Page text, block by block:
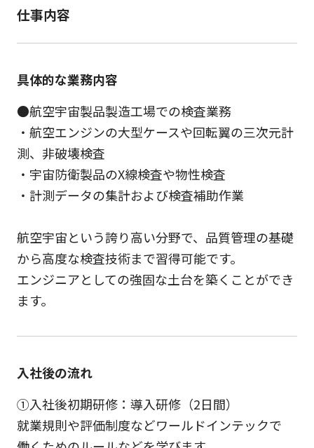
仕事内容
具体的な業務内容
●航空宇宙製品製造工場での検査業務
・航空エンジンの大型ケースや回転翼の三次元計
測、非破壊検査
・宇宙防衛製品のX線検査や物性検査
・計測データの集計および検査補助作業
航空宇宙という誇り高い分野で、品質管理の基礎
から高度な検査技術まで習得可能です。
エンジニアとしての強固な土台を築くことができ
ます。
入社後の流れ
①入社後初期研修：導入研修（2日間）
就業規則や評価制度などワールドインテックで